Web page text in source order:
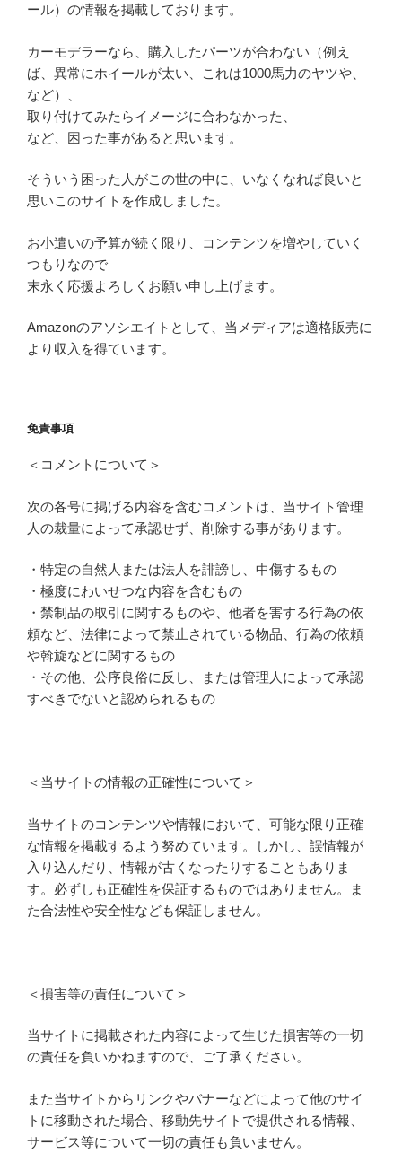
ール）の情報を掲載しております。
カーモデラーなら、購入したパーツが合わない（例え
ば、異常にホイールが太い、これは1000馬力のヤツや、
など）、
取り付けてみたらイメージに合わなかった、
など、困った事があると思います。
そういう困った人がこの世の中に、いなくなれば良いと
思いこのサイトを作成しました。
お小遣いの予算が続く限り、コンテンツを増やしていく
つもりなので
末永く応援よろしくお願い申し上げます。
Amazonのアソシエイトとして、当メディアは適格販売に
より収入を得ています。
免責事項
＜コメントについて＞
次の各号に掲げる内容を含むコメントは、当サイト管理
人の裁量によって承認せず、削除する事があります。
・特定の自然人または法人を誹謗し、中傷するもの
・極度にわいせつな内容を含むもの
・禁制品の取引に関するものや、他者を害する行為の依
頼など、法律によって禁止されている物品、行為の依頼
や斡旋などに関するもの
・その他、公序良俗に反し、または管理人によって承認
すべきでないと認められるもの
＜当サイトの情報の正確性について＞
当サイトのコンテンツや情報において、可能な限り正確
な情報を掲載するよう努めています。しかし、誤情報が
入り込んだり、情報が古くなったりすることもありま
す。必ずしも正確性を保証するものではありません。ま
た合法性や安全性なども保証しません。
＜損害等の責任について＞
当サイトに掲載された内容によって生じた損害等の一切
の責任を負いかねますので、ご了承ください。
また当サイトからリンクやバナーなどによって他のサイ
トに移動された場合、移動先サイトで提供される情報、
サービス等について一切の責任も負いません。